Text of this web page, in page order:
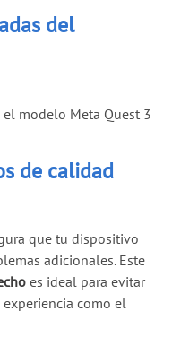
del
modelo Meta Quest 3
de calidad
que tu dispositivo
adicionales. Este
es ideal para evitar
como el